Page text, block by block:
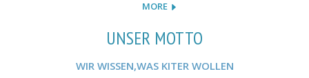
MORE
UNSER MOTTO
WIR WISSEN,WAS KITER WOLLEN